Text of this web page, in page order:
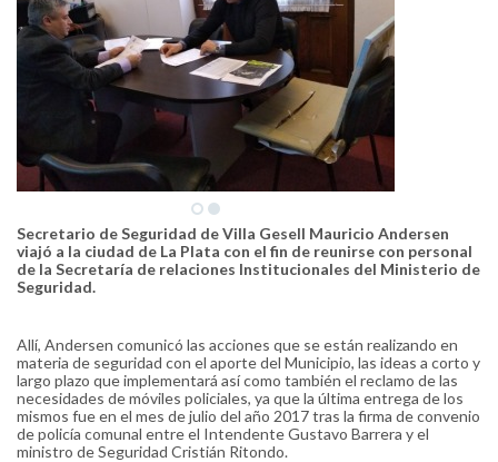
Secretario de Seguridad de Villa Gesell Mauricio Andersen
viajó a la ciudad de La Plata con el fin de reunirse con personal
de la Secretaría de relaciones Institucionales del Ministerio de
Seguridad.
Allí, Andersen comunicó las acciones que se están realizando en
materia de seguridad con el aporte del Municipio, las ideas a corto y
largo plazo que implementará así como también el reclamo de las
necesidades de móviles policiales, ya que la última entrega de los
mismos fue en el mes de julio del año 2017 tras la firma de convenio
de policía comunal entre el Intendente Gustavo Barrera y el
ministro de Seguridad Cristián Ritondo.